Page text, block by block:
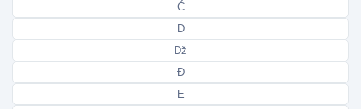
Ć
D
Dž
Đ
E